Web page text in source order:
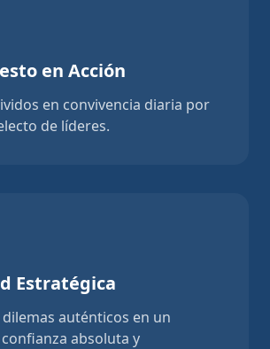
en Acción
en convivencia diaria por
de líderes.
Estratégica
auténticos en un
absoluta y